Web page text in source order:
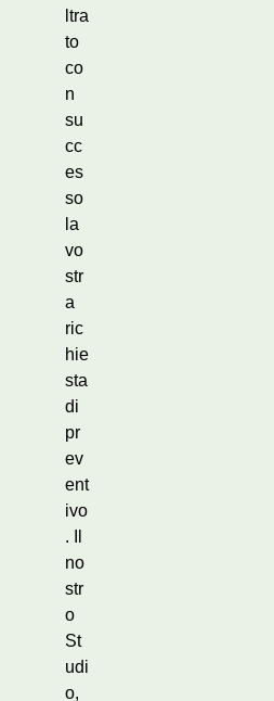
ltra
to
co
n
su
cc
es
so
la
vo
str
a
ric
hie
sta
di
pr
ev
ent
ivo
. Il
no
str
o
St
udi
o,